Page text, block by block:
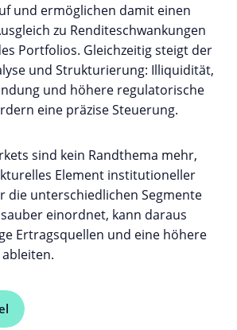
und ermöglichen damit einen
zu Renditeschwankungen
Portfolios. Gleichzeitig steigt der
und Strukturierung: Illiquidität,
und höhere regulatorische
eine präzise Steuerung.
sind kein Randthema mehr,
Element institutioneller
die unterschiedlichen Segmente
einordnet, kann daraus
Ertragsquellen und eine höhere